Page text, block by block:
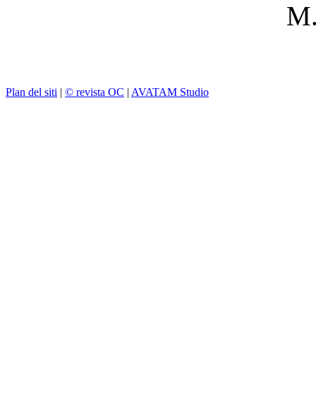
Plan del siti | © revista OC | AVATAM Studio